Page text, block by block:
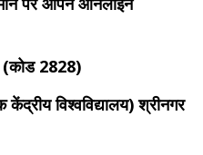
(कोड 2828)
केंद्रीय विश्वविद्यालय) श्रीनगर